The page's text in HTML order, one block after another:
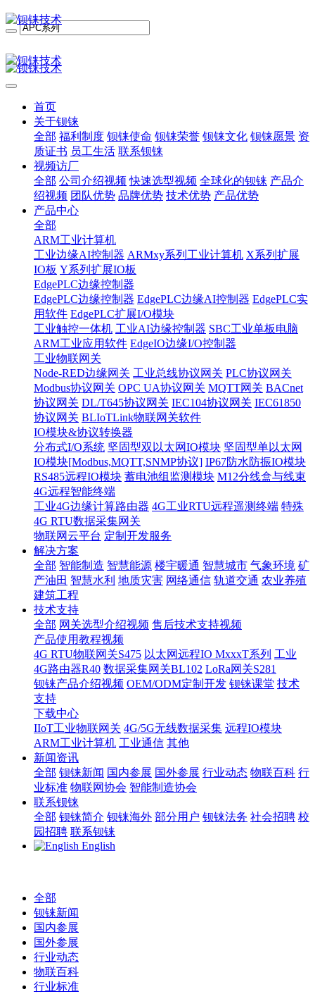
首页
关于钡铼
全部 福利制度 钡铼使命 钡铼荣誉 钡铼文化 钡铼愿景 资
质证书 员工生活 联系钡铼
视频访厂
全部 公司介绍视频 快速选型视频 全球化的钡铼 产品介
绍视频 团队优势 品牌优势 技术优势 产品优势
产品中心
全部
ARM工业计算机
工业边缘AI控制器 ARMxy系列工业计算机 X系列扩展
IO板 Y系列扩展IO板
EdgePLC边缘控制器
EdgePLC边缘控制器 EdgePLC边缘AI控制器 EdgePLC实
用软件 EdgePLC扩展I/O模块
工业触控一体机 工业AI边缘控制器 SBC工业单板电脑
ARM工业应用软件 EdgeIO边缘I/O控制器
工业物联网关
Node-RED边缘网关 工业总线协议网关 PLC协议网关
Modbus协议网关 OPC UA协议网关 MQTT网关 BACnet
协议网关 DL/T645协议网关 IEC104协议网关 IEC61850
协议网关 BLIoTLink物联网关软件
IO模块&协议转换器
分布式I/O系统 坚固型双以太网IO模块 坚固型单以太网
IO模块[Modbus,MQTT,SNMP协议] IP67防水防振IO模块
RS485远程IO模块 蓄电池组监测模块 M12分线盒与线束
4G远程智能终端
工业4G边缘计算路由器 4G工业RTU远程遥测终端 特殊
4G RTU数据采集网关
物联网云平台 定制开发服务
解决方案
全部 智能制造 智慧能源 楼宇暖通 智慧城市 气象环境 矿
产油田 智慧水利 地质灾害 网络通信 轨道交通 农业养殖
建筑工程
技术支持
全部 网关选型介绍视频 售后技术支持视频
产品使用教程视频
4G RTU物联网关S475 以太网远程IO MxxxT系列 工业
4G路由器R40 数据采集网关BL102 LoRa网关S281
钡铼产品介绍视频 OEM/ODM定制开发 钡铼课堂 技术
支持
下载中心
IIoT工业物联网关 4G/5G无线数据采集 远程IO模块
ARM工业计算机 工业通信 其他
新闻资讯
全部 钡铼新闻 国内参展 国外参展 行业动态 物联百科 行
业标准 物联网协会 智能制造协会
联系钡铼
全部 钡铼简介 钡铼海外 部分用户 钡铼法务 社会招聘 校
园招聘 联系钡铼
English
全部
钡铼新闻
国内参展
国外参展
行业动态
物联百科
行业标准